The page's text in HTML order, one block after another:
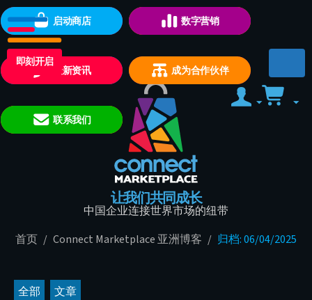
启动商店 数字营销
最新资讯 成为合作伙伴
联系我们
即刻开启
让我们共同成长
中国企业连接世界市场的纽带
首页 / Connect Marketplace 亚洲博客 / 归档: 06/04/2025
全部 文章